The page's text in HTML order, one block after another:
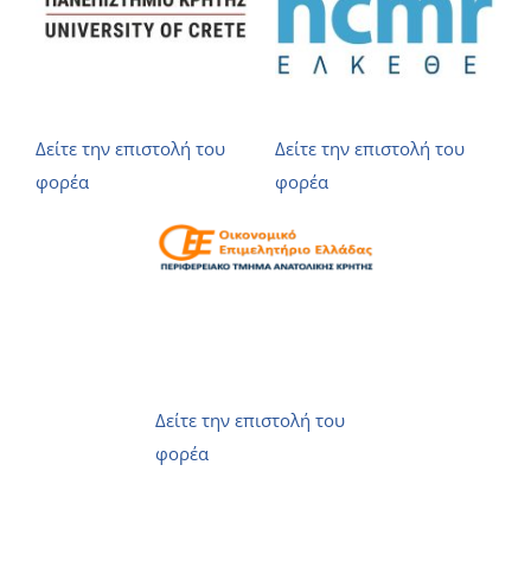
Δείτε την επιστολή του
φορέα
Δείτε την επιστολή του
φορέα
Δείτε την επιστολή του
φορέα